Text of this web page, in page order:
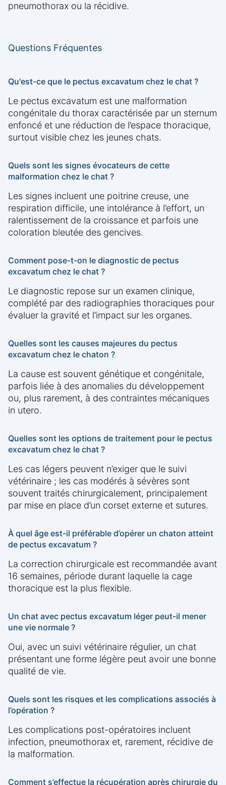
pneumothorax ou la récidive.
Questions Fréquentes
Qu'est-ce que le pectus excavatum chez le chat ?
Le pectus excavatum est une malformation
congénitale du thorax caractérisée par un sternum
enfoncé et une réduction de l’espace thoracique,
surtout visible chez les jeunes chats.
Quels sont les signes évocateurs de cette
malformation chez le chat ?
Les signes incluent une poitrine creuse, une
respiration difficile, une intolérance à l’effort, un
ralentissement de la croissance et parfois une
coloration bleutée des gencives.
Comment pose-t-on le diagnostic de pectus
excavatum chez le chat ?
Le diagnostic repose sur un examen clinique,
complété par des radiographies thoraciques pour
évaluer la gravité et l’impact sur les organes.
Quelles sont les causes majeures du pectus
excavatum chez le chaton ?
La cause est souvent génétique et congénitale,
parfois liée à des anomalies du développement
ou, plus rarement, à des contraintes mécaniques
in utero.
Quelles sont les options de traitement pour le pectus
excavatum chez le chat ?
Les cas légers peuvent n’exiger que le suivi
vétérinaire ; les cas modérés à sévères sont
souvent traités chirurgicalement, principalement
par mise en place d’un corset externe et sutures.
À quel âge est-il préférable d’opérer un chaton atteint
de pectus excavatum ?
La correction chirurgicale est recommandée avant
16 semaines, période durant laquelle la cage
thoracique est la plus flexible.
Un chat avec pectus excavatum léger peut-il mener
une vie normale ?
Oui, avec un suivi vétérinaire régulier, un chat
présentant une forme légère peut avoir une bonne
qualité de vie.
Quels sont les risques et les complications associés à
l’opération ?
Les complications post-opératoires incluent
infection, pneumothorax et, rarement, récidive de
la malformation.
Comment s’effectue la récupération après chirurgie du